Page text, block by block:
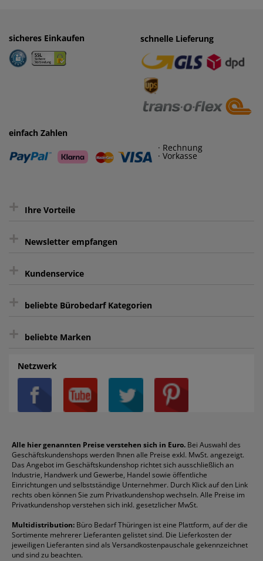
sicheres Einkaufen einfaches Zahlen
· Rechnung
· Vorkasse
schnelle Lieferung
einfach Zahlen
· Rechnung
· Vorkasse
+ Ihre Vorteile
Kauf auf Rechnung³
sicher Shoppen durch SSL
intelligentes Kundenkonto
+ Newsletter empfangen
Sie können sich zu jeder Zeit abmelden.
+ Kundenservice
Kontakt
FAQ
AGB
Datenschutz
Privatsphäre-Einstellungen
Über uns
Reklamation / Retouren
Vertrag widerrufen (Privatkunden)
Rabatte & Aktionen
+ beliebte Bürobedarf Kategorien
Aktenvernichter
Batterien
Bleistifte
Blöcke
Boardmarker
Briefumschläge
Druckerpatronen
Etiketten
Fineliner
Folienschreiber
Formulare
Gelschreiber
Geschäftsbücher
Heftstreifen
Kaffee
Klebeband
Klemmmappen
Kopierpapier
Korrekturmittel
Kugelschreiber
Mappen
Ordner
Packband
Permanentmarker
Radiergummis
Schnellhefter
Sichthüllen
Taschenrechner
Textmarker
Tintenroller
Tintenpatronen
Toilettenpapier
Toner
Versandmaterial
Versandtaschen
+ beliebte Marken
Alco
Avery/Zweckform
Canon
Durable
DYMO
Edding
Esselte
Faber-Castell
Fellowes
Franken
Fripa
Leitz
Läufer
Melitta
Pentel
Pelikan
Pilot
Pritt
Schneider
Stabilo
Staedtler
Netzwerk
Alle hier genannten Preise verstehen sich in Euro. Bei Auswahl des
Geschäftskundenshops werden Ihnen alle Preise exkl. MwSt. angezeigt.
Das Angebot im Geschäftskundenshop richtet sich ausschließlich an
Industrie, Handwerk und Gewerbe, Handel sowie öffentliche
Einrichtungen und selbstständige Unternehmer. Durch Klick auf den Link
rechts oben können Sie zum Privatkundenshop wechseln. Alle Preise im
Privatkundenshop verstehen sich inkl. gesetzlicher MwSt.
Multidistribution: Büro Bedarf Thüringen ist eine Plattform, auf der die
Sortimente mehrerer Lieferanten gelistet sind. Die Lieferkosten der
jeweiligen Lieferanten sind als Versandkostenpauschale gekennzeichnet
und sind zu beachten.